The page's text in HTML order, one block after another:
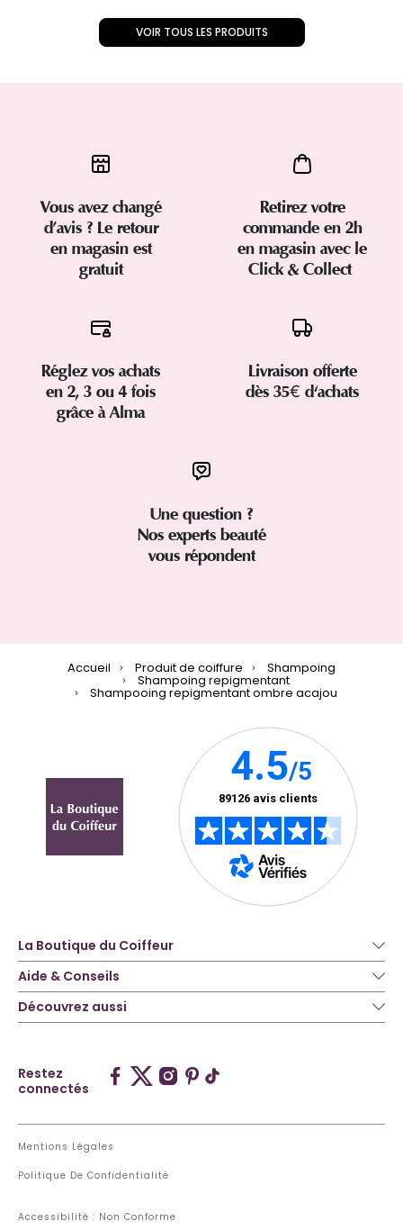
VOIR TOUS LES PRODUITS
Vous avez changé
d’avis ? Le retour
en magasin est
gratuit
Retirez votre
commande en 2h
en magasin avec le
Click & Collect
Réglez vos achats
en 2, 3 ou 4 fois
grâce à Alma
Livraison offerte
dès 35€ d'achats
Une question ?
Nos experts beauté
vous répondent
Accueil Produit de coiffure Shampoing
Shampoing repigmentant
Shampooing repigmentant ombre acajou
La Boutique du Coiffeur
Aide & Conseils
Découvrez aussi
Restez
connectés
Mentions Légales
Politique De Confidentialité
Accessibilité : Non Conforme